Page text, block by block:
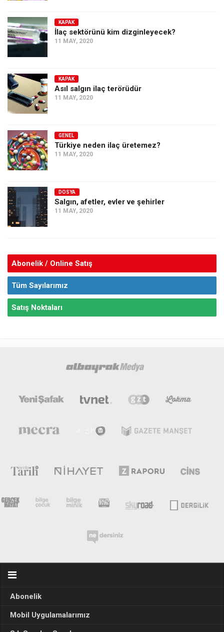
Dosyalar
KAPAK
İlaç sektörünü kim dizginleyecek?
11 MAY, 2020
KAPAK
Asıl salgın ilaç terörüdür
11 MAY, 2020
GENEL
Türkiye neden ilaç üretemez?
11 MAY, 2020
DOSYA
Salgın, afetler, evler ve şehirler
11 MAY, 2020
Abonelik / Online Satış
Tüm Sayılarımız
Satış Noktaları
Abonelik
Mobil Uygulamalarımız